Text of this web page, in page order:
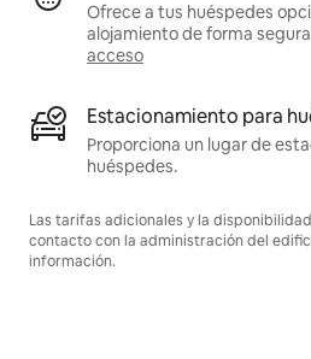
Ofrece a tus huéspedes
alojamiento de forma segura
acceso
Estacionamiento para
Proporciona un lugar de
huéspedes.
Las tarifas adicionales y la
contacto con la administración del
información.